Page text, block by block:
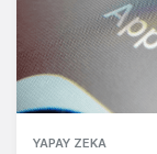
YAPAY ZEKA